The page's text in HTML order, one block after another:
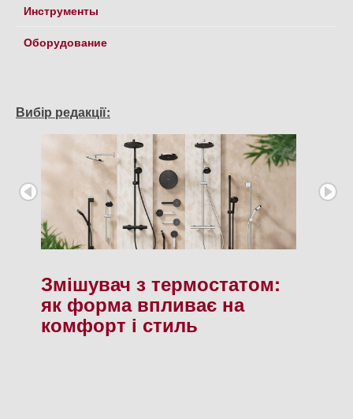
Инструменты
Оборудование
Вибір редакції:
Змішувач з термостатом:
як форма впливає на
комфорт і стиль